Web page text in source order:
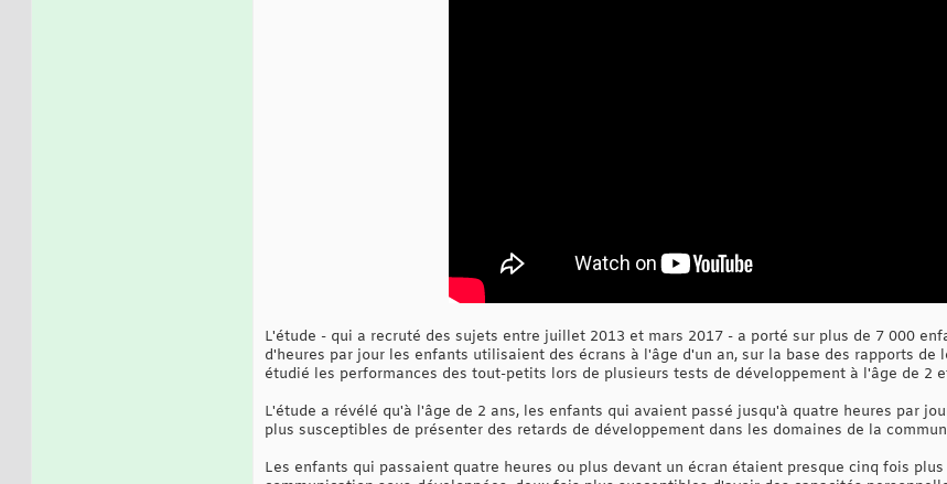
L'étude - qui a recruté des sujets entre juillet 2013 et mars 2017 - a porté sur plus de 7 000
d'heures par jour les enfants utilisaient des écrans à l'âge d'un an, sur la base des rapports de
étudié les performances des tout-petits lors de plusieurs tests de développement à l'âge de 2
L'étude a révélé qu'à l'âge de 2 ans, les enfants qui avaient passé jusqu'à quatre heures par
plus susceptibles de présenter des retards de développement dans les domaines de la
Les enfants qui passaient quatre heures ou plus devant un écran étaient presque cinq fois